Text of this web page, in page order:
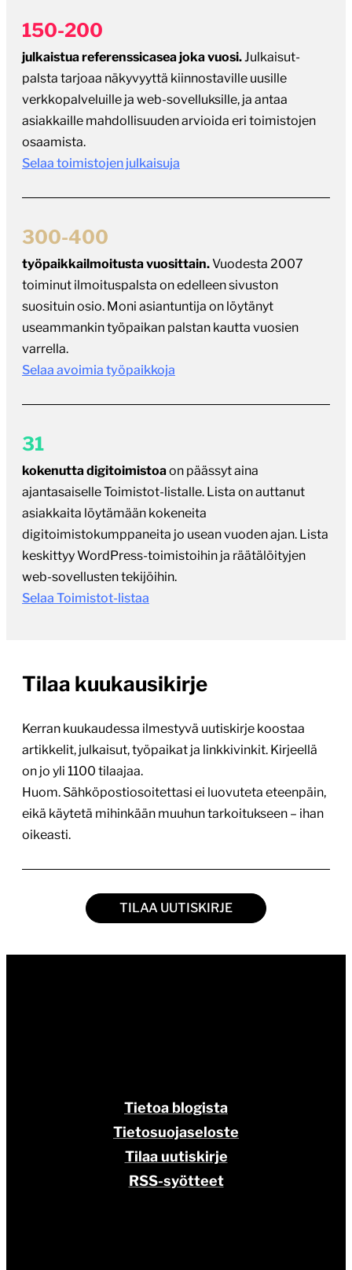
150-200
julkaistua referenssicasea joka vuosi.Julkaisut-
palsta tarjoaa näkyvyyttä kiinnostaville uusille
verkkopalveluille ja web-sovelluksille, ja antaa
asiakkaille mahdollisuuden arvioida eri toimistojen
osaamista.
Selaa toimistojen julkaisuja
300-400
työpaikkailmoitusta vuosittain.Vuodesta 2007
toiminut ilmoituspalsta on edelleen sivuston
suosituin osio. Moni asiantuntija on löytänyt
useammankin työpaikan palstan kautta vuosien
varrella.
Selaa avoimia työpaikkoja
31
kokenutta digitoimistoaon päässyt aina
ajantasaiselle Toimistot-listalle. Lista on auttanut
asiakkaita löytämään kokeneita
digitoimistokumppaneita jo usean vuoden ajan. Lista
keskittyy WordPress-toimistoihin ja räätälöityjen
web-sovellusten tekijöihin.
Selaa Toimistot-listaa
Tilaa kuukausikirje
Kerran kuukaudessa ilmestyvä uutiskirje koostaa
artikkelit, julkaisut, työpaikat ja linkkivinkit. Kirjeellä
on jo yli 1100 tilaajaa.
Huom. Sähköpostiosoitettasi ei luovuteta eteenpäin,
eikä käytetä mihinkään muuhun tarkoitukseen – ihan
oikeasti.
TILAA UUTISKIRJE
Tietoa blogista
Tietosuojaseloste
Tilaa uutiskirje
RSS-syötteet